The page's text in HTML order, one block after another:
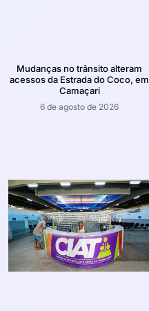
Mudanças no trânsito alteram
acessos da Estrada do Coco, em
Camaçari
6 de agosto de 2026